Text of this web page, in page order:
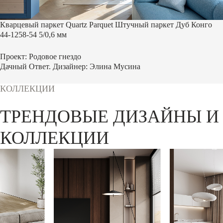
Кварцевый паркет Quartz Parquet Штучный паркет Дуб Конго
44-1258-54 5/0,6 мм
Проект: Родовое гнездо
Дачный Ответ. Дизайнер: Элина Мусина
КОЛЛЕКЦИИ
ТРЕНДОВЫЕ ДИЗАЙНЫ И
КОЛЛЕКЦИИ